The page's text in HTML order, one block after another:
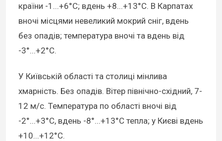
країни -1...+6°С; вдень +8...+13°С. В Карпатах
вночі місцями невеликий мокрий сніг, вдень
без опадів; температура вночі та вдень від
-3°...+2°С.
У Київській області та столиці мінлива
хмарність. Без опадів. Вітер північно-східний, 7-
12 м/с. Температура по області вночі від
-2°...+3°С, вдень -8°...+13°С тепла; у Києві вдень
+10...+12°С.